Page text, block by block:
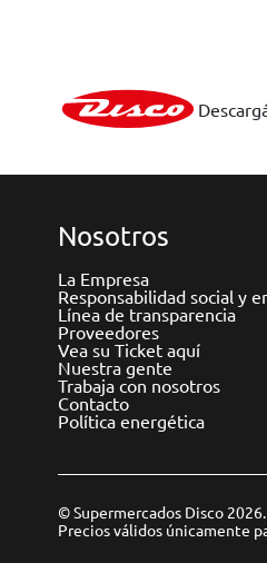
Nosotros
La Empresa
Responsabilidad social y
Línea de transparencia
Proveedores
Vea su Ticket aquí
Nuestra gente
Trabaja con nosotros
Contacto
Política energética
© Supermercados Disco
Precios válidos únicamente